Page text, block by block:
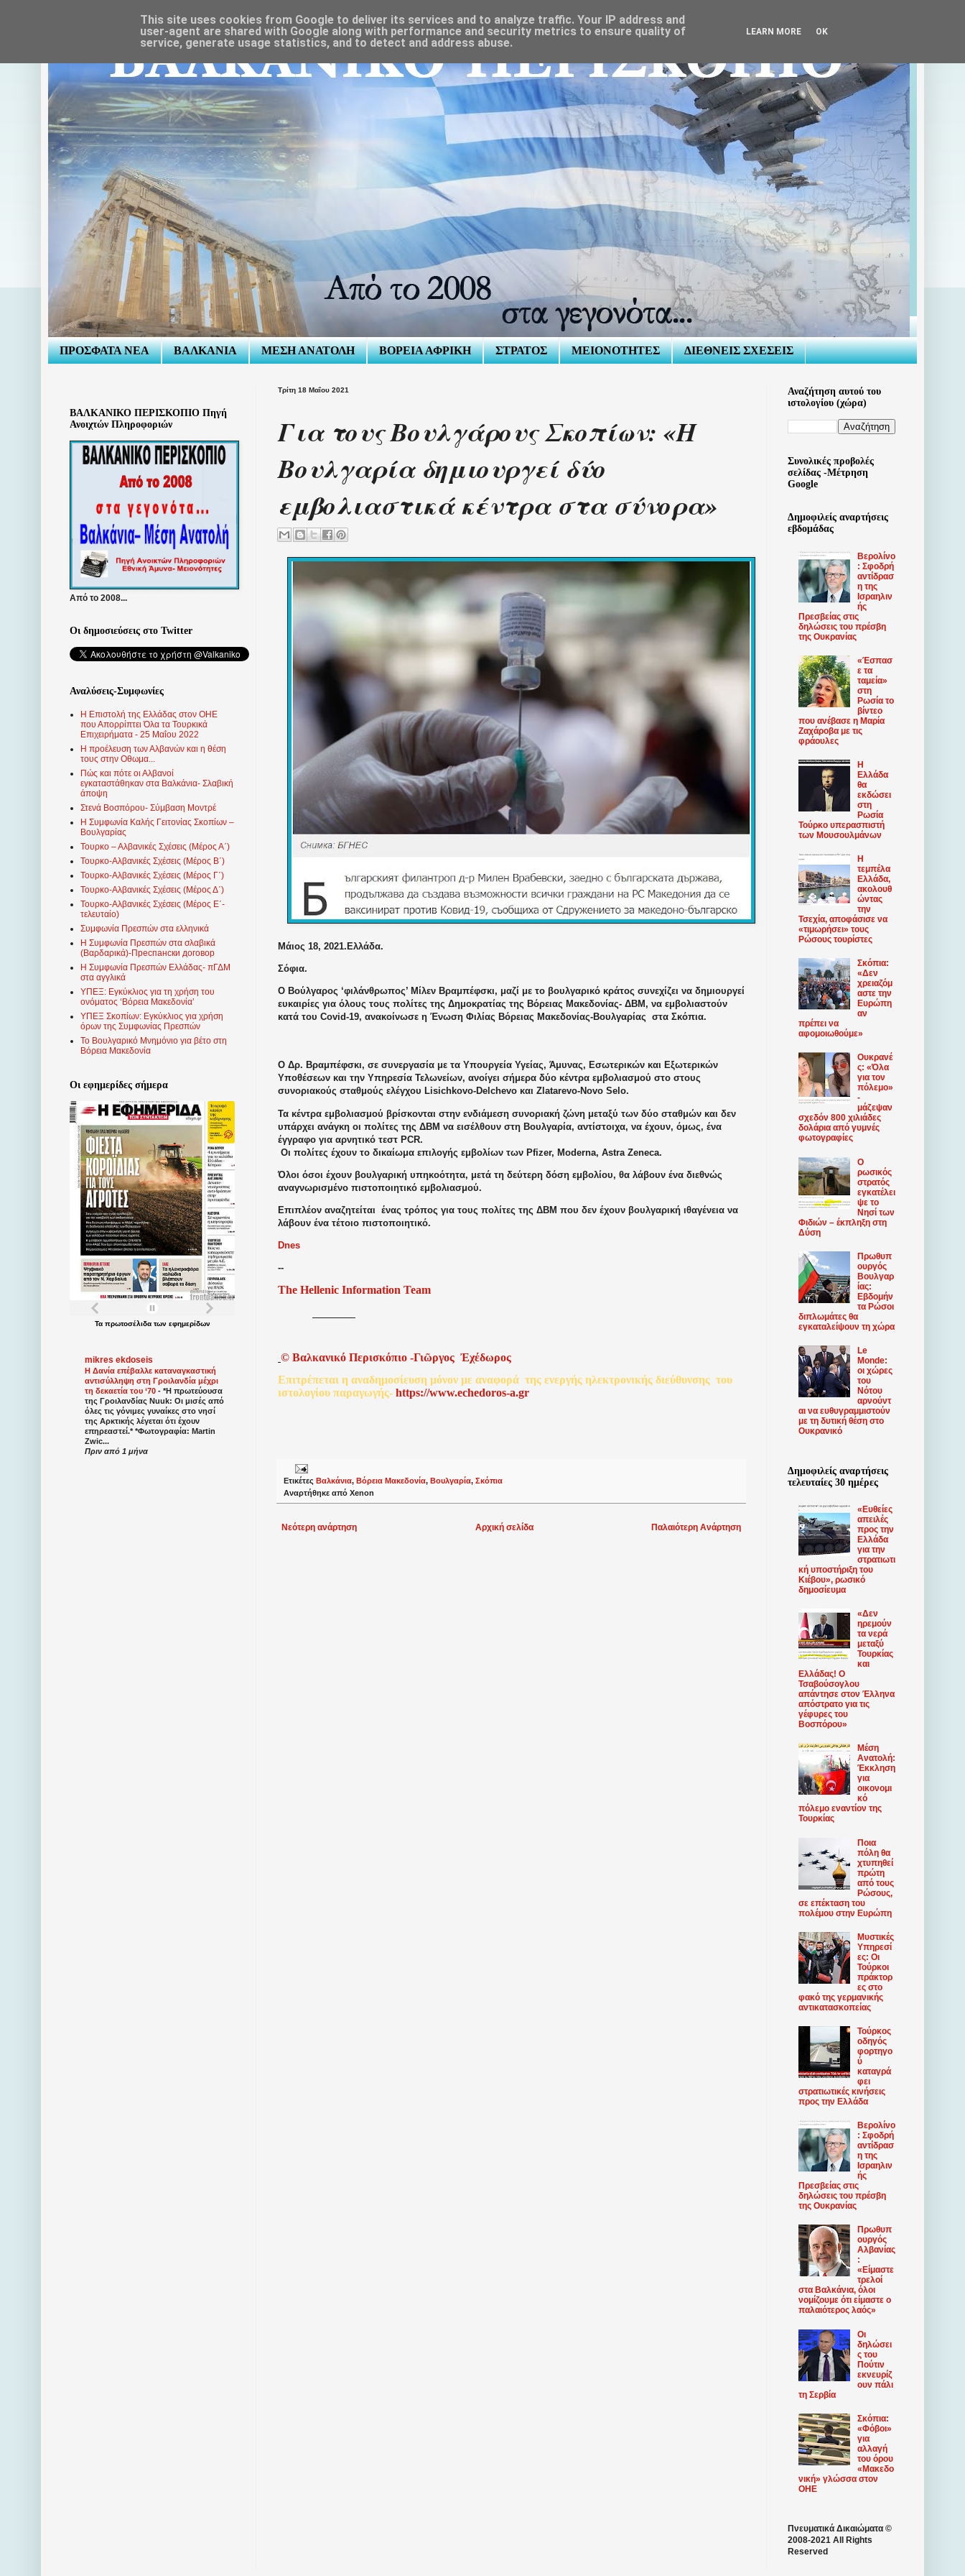
ΠΡΟΣΦΑΤΑ ΝΕΑ ΒΑΛΚΑΝΙΑ ΜΕΣΗ ΑΝΑΤΟΛΗ ΒΟΡΕΙΑ ΑΦΡΙΚΗ ΣΤΡΑΤΟΣ ΜΕΙΟΝΟΤΗΤΕΣ ΔΙΕΘΝΕΙΣ ΣΧΕΣΕΙΣ
Τρίτη 18 Μαΐου 2021
Για τους Βουλγάρους Σκοπίων: «Η
Βουλγαρία δημιουργεί δύο
εμβολιαστικά κέντρα στα σύνορα»
Μάιος 18, 2021.Ελλάδα.
Σόφια.
Ο Βούλγαρος ‘φιλάνθρωπος’ Μίλεν Βραμπέφσκι, μαζί με το βουλγαρικό κράτος συνεχίζει να δημιουργεί
ευκαιρίες για όλους τους πολίτες της Δημοκρατίας της Βόρειας Μακεδονίας- ΔΒΜ, να εμβολιαστούν
κατά του Covid-19, ανακοίνωσε η Ένωση Φιλίας Βόρειας Μακεδονίας-Βουλγαρίας στα Σκόπια.
Ο Δρ. Βραμπέφσκι, σε συνεργασία με τα Υπουργεία Υγείας, Άμυνας, Εσωτερικών και Εξωτερικών
Υποθέσεων και την Υπηρεσία Τελωνείων, ανοίγει σήμερα δύο κέντρα εμβολιασμού στο στους
συνοριακούς σταθμούς ελέγχου Lisichkovo-Delchevo και Zlatarevo-Novo Selo.
Τα κέντρα εμβολιασμού βρίσκονται στην ενδιάμεση συνοριακή ζώνη μεταξύ των δύο σταθμών και δεν
υπάρχει ανάγκη οι πολίτες της ΔΒΜ να εισέλθουν στη Βουλγαρία, αντίστοιχα, να έχουν, όμως, ένα
έγγραφο για αρνητικό τεστ PCR.
Οι πολίτες έχουν το δικαίωμα επιλογής εμβολίων των Pfizer, Moderna, Astra Zeneca.
Όλοι όσοι έχουν βουλγαρική υπηκοότητα, μετά τη δεύτερη δόση εμβολίου, θα λάβουν ένα διεθνώς
αναγνωρισμένο πιστοποιητικό εμβολιασμού.
Επιπλέον αναζητείται ένας τρόπος για τους πολίτες της ΔΒΜ που δεν έχουν βουλγαρική ιθαγένεια να
λάβουν ένα τέτοιο πιστοποιητικό.
Dnes
--
The Hellenic Information Team
© Βαλκανικό Περισκόπιο -Γιῶργος Ἐχέδωρος
Επιτρέπεται η αναδημοσίευση μόνον με αναφορά της ενεργής ηλεκτρονικής διεύθυνσης του
ιστολογίου παραγωγής- https://www.echedoros-a.gr
Ετικέτες Βαλκάνια, Βόρεια Μακεδονία, Βουλγαρία, Σκόπια
Αναρτήθηκε από Xenon
Νεότερη ανάρτηση Παλαιότερη Ανάρτηση
Αρχική σελίδα
ΒΑΛΚΑΝΙΚΟ ΠΕΡΙΣΚΟΠΙΟ Πηγή
Ανοιχτών Πληροφοριών
Από το 2008...
Οι δημοσιεύσεις στο Twitter
Αναλύσεις-Συμφωνίες
Η Επιστολή της Ελλάδας στον ΟΗΕ
που Απορρίπτει Όλα τα Τουρκικά
Επιχειρήματα - 25 Μαΐου 2022
Η προέλευση των Αλβανών και η θέση
τους στην Οθωμα...
Πώς και πότε οι Αλβανοί
εγκαταστάθηκαν στα Βαλκάνια- Σλαβική
άποψη
Στενά Βοσπόρου- Σύμβαση Μοντρέ
Η Συμφωνία Καλής Γειτονίας Σκοπίων –
Βουλγαρίας
Τουρκο – Αλβανικές Σχέσεις (Mέρος Α΄)
Τουρκο-Αλβανικές Σχέσεις (Μέρος Β΄)
Τουρκο-Αλβανικές Σχέσεις (Μέρος Γ΄)
Τουρκο-Αλβανικές Σχέσεις (Μέρος Δ΄)
Τουρκο-Αλβανικές Σχέσεις (Μέρος Ε΄-
τελευταίο)
Συμφωνία Πρεσπών στα ελληνικά
Η Συμφωνία Πρεσπών στα σλαβικά
(Βαρδαρικά)-Преспански договор
Η Συμφωνία Πρεσπών Ελλάδας- πΓΔΜ
στα αγγλικά
ΥΠΕΞ: Εγκύκλιος για τη χρήση του
ονόματος ‘Βόρεια Μακεδονία’
ΥΠΕΞ Σκοπίων: Εγκύκλιος για χρήση
όρων της Συμφωνίας Πρεσπών
Το Βουλγαρικό Μνημόνιο για βέτο στη
Βόρεια Μακεδονία
Οι εφημερίδες σήμερα
Τα πρωτοσέλιδατων εφημερίδων
mikres ekdoseis
Η Δανία επέβαλλε καταναγκαστική
αντισύλληψη στη Γροιλανδία μέχρι
τη δεκαετία του ‘70 - *Η πρωτεύουσα
της Γροιλανδίας Nuuk: Οι μισές από
όλες τις γόνιμες γυναίκες στο νησί
της Αρκτικής λέγεται ότι έχουν
επηρεαστεί.* *Φωτογραφία: Martin
Zwic...
Πριν από 1 μήνα
Αναζήτηση αυτού του
ιστολογίου (χώρα)
Συνολικές προβολές
σελίδας -Μέτρηση
Google
Δημοφιλείς αναρτήσεις
εβδομάδας
Βερολίνο
: Σφοδρή
αντίδρασ
η της
Ισραηλιν
ής
Πρεσβείας στις
δηλώσεις του πρέσβη
της Ουκρανίας
«Έσπασ
ε τα
ταμεία»
στη
Ρωσία το
βίντεο
που ανέβασε η Μαρία
Ζαχάροβα με τις
φράουλες
Η
Ελλάδα
θα
εκδώσει
στη
Ρωσία
Τούρκο υπερασπιστή
των Μουσουλμάνων
Η
τεμπέλα
Ελλάδα,
ακολουθ
ώντας
την
Τσεχία, αποφάσισε να
«τιμωρήσει» τους
Ρώσους τουρίστες
Σκόπια:
«Δεν
χρειαζόμ
αστε την
Ευρώπη
αν
πρέπει να
αφομοιωθούμε»
Ουκρανέ
ς: «Όλα
για τον
πόλεμο»
-
μάζεψαν
σχεδόν 800 χιλιάδες
δολάρια από γυμνές
φωτογραφίες
Ο
ρωσικός
στρατός
εγκατέλει
ψε το
Νησί των
Φιδιών – έκπληξη στη
Δύση
Πρωθυπ
ουργός
Βουλγαρ
ίας:
Εβδομήν
τα Ρώσοι
διπλωμάτες θα
εγκαταλείψουν τη χώρα
Le
Monde:
οι χώρες
του
Νότου
αρνούντ
αι να ευθυγραμμιστούν
με τη δυτική θέση στο
Ουκρανικό
Δημοφιλείς αναρτήσεις
τελευταίες 30 ημέρες
«Ευθείες
απειλές
προς την
Ελλάδα
για την
στρατιωτι
κή υποστήριξη του
Κιέβου», ρωσικό
δημοσίευμα
«Δεν
ηρεμούν
τα νερά
μεταξύ
Τουρκίας
και
Ελλάδας! Ο
Τσαβούσογλου
απάντησε στον Έλληνα
απόστρατο για τις
γέφυρες του
Βοσπόρου»
Μέση
Ανατολή:
Έκκληση
για
οικονομι
κό
πόλεμο εναντίον της
Τουρκίας
Ποια
πόλη θα
χτυπηθεί
πρώτη
από τους
Ρώσους,
σε επέκταση του
πολέμου στην Ευρώπη
Μυστικές
Υπηρεσί
ες: Οι
Τούρκοι
πράκτορ
ες στο
φακό της γερμανικής
αντικατασκοπείας
Τούρκος
οδηγός
φορτηγο
ύ
καταγρά
φει
στρατιωτικές κινήσεις
προς την Ελλάδα
Βερολίνο
: Σφοδρή
αντίδρασ
η της
Ισραηλιν
ής
Πρεσβείας στις
δηλώσεις του πρέσβη
της Ουκρανίας
Πρωθυπ
ουργός
Αλβανίας
:
«Είμαστε
τρελοί
στα Βαλκάνια, όλοι
νομίζουμε ότι είμαστε ο
παλαιότερος λαός»
Οι
δηλώσει
ς του
Πούτιν
εκνευρίζ
ουν πάλι
τη Σερβία
Σκόπια:
«Φόβοι»
για
αλλαγή
του όρου
«Μακεδο
νική» γλώσσα στον
ΟΗΕ
Πνευματικά Δικαιώματα ©
2008-2021 All Rights
Reserved
This site uses cookies from Google to deliver its services and to analyze traffic. Your IP address and
user-agent are shared with Google along with performance and security metrics to ensure quality of
service, generate usage statistics, and to detect and address abuse.
LEARN MORE OK